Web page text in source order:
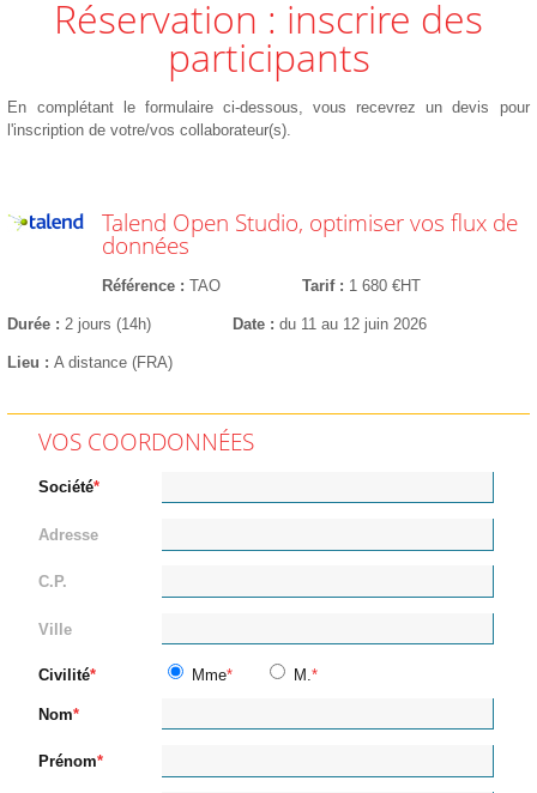
Réservation : inscrire des
participants
En complétant le formulaire ci-dessous, vous recevrez un devis pour
l'inscription de votre/vos collaborateur(s).
Talend Open Studio, optimiser vos flux de
données
Référence TAO Tarif 1 680 €HT
Durée 2 jours (14h) Date du 11 au 12 juin 2026
Lieu A distance (FRA)
VOS COORDONNÉES
Société
Adresse
C.P.
Ville
Civilité Mme M.
Nom
Prénom